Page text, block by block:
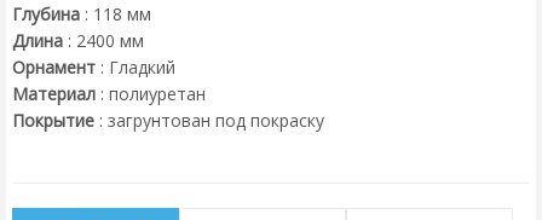
Глубина : 118 мм
Длина : 2400 мм
Орнамент : Гладкий
Материал : полиуретан
Покрытие : загрунтован под покраску